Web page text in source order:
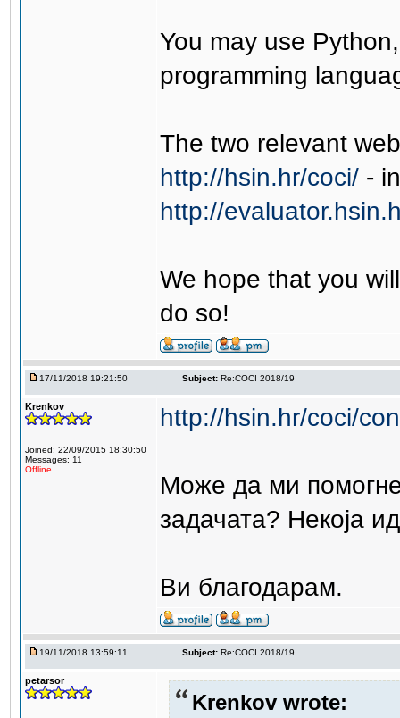
You may use
programming
The two relevant
http://hsin.hr/coci/ -
http://
We hope that you
do so!
17/11/2018 19:21:50 Subject: Re:COCI 2018/19
Krenkov
Joined: 22/09/2015 18:30:50
Messages: 11
Offline
http://hsin.hr/coci/
Може да ми
задачата? Некоја
Ви благодарам.
19/11/2018 13:59:11 Subject: Re:COCI 2018/19
petarsor
Krenkov wrote: